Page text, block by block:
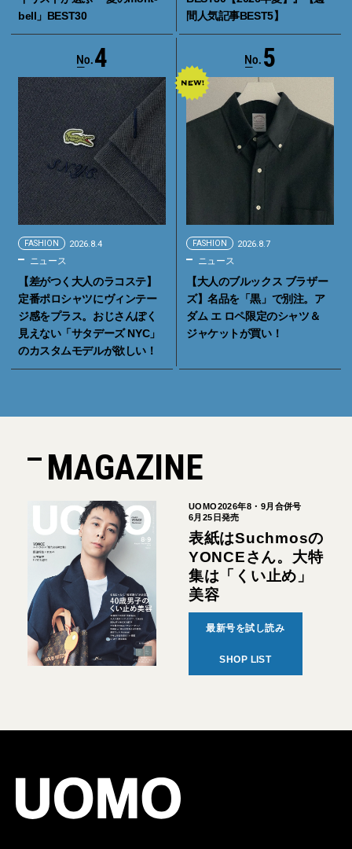
bell」BEST30
間人気記事BEST5】
4
FASHION 2026.8.4
ニュース
【差がつく大人のラコステ】
定番ポロシャツにヴィンテー
ジ感をプラス。おじさんぽく
見えない「サタデーズ NYC」
のカスタムモデルが欲しい！
5
FASHION 2026.8.7
ニュース
【大人のブルックス ブラザー
ズ】名品を「黒」で別注。ア
ダム エ ロペ限定のシャツ＆
ジャケットが買い！
MAGAZINE
UOMO2026年8・9月合併号
6月25日発売
表紙はSuchmosの
YONCEさん。大特
集は「くい止め」
美容
最新号を試し読み
SHOP LIST